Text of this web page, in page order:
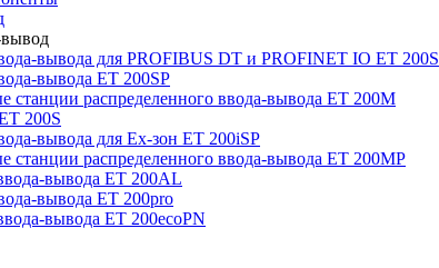
вывода для PROFIBUS DT и PROFINET IO ET 200S
вывода ET 200SP
распределенного ввода-вывода ET 200M
200S
вывода для Ex-зон ET 200iSP
распределенного ввода-вывода ET 200MP
вывода ET 200AL
вывода ET 200pro
вывода ET 200ecoPN